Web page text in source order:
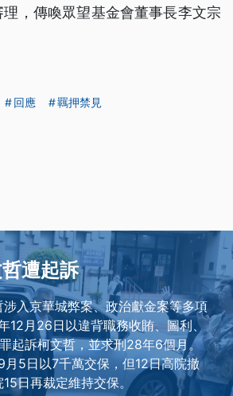
理，傳喚眾望基金會董事長李文宗
回應
羈押禁見
遭起訴
入京華城弊案、政治獻金案等多項
12月26日以違背職務收賄、圖利、
起訴柯文哲，並求刑28年6個月。
5日以7千萬交保，但12日高院撤
日再裁定維持交保。